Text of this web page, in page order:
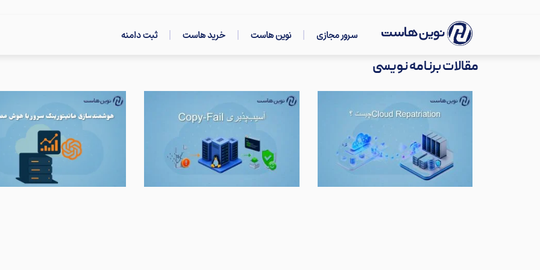
سرور مجازی نوین هاست خرید هاست ثبت دامنه
مقالات برنامه نویسی